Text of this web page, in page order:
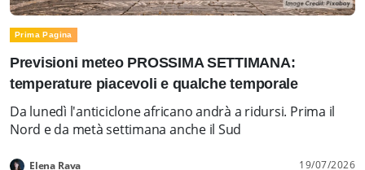
Prima Pagina
Previsioni meteo PROSSIMA SETTIMANA:
temperature piacevoli e qualche temporale
Da lunedì l'anticiclone africano andrà a ridursi. Prima il
Nord e da metà settimana anche il Sud
Elena Rava 19/07/2026